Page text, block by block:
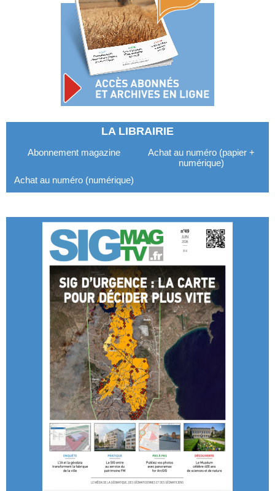
LA LIBRAIRIE
Abonnement magazine
Achat au numéro (papier +
numérique)
Achat au numéro (numérique)